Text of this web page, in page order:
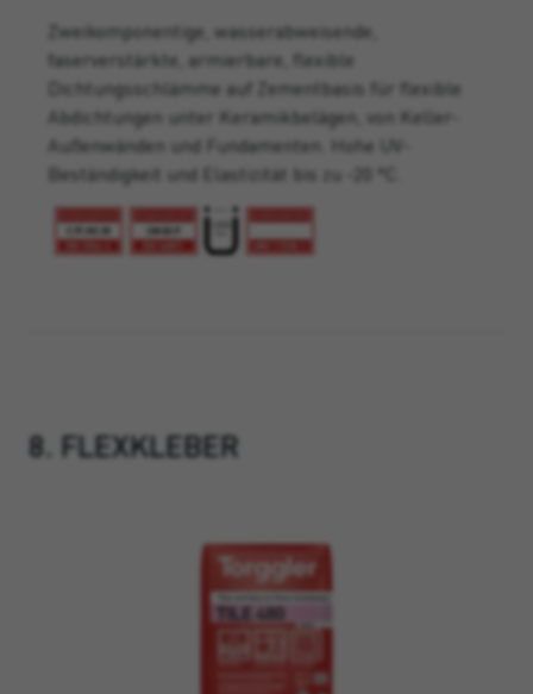
Zweikomponentige, wasserabweisende,
faserverstärkte, armierbare, flexible
Dichtungsschlämme auf Zementbasis für flexible
Abdichtungen unter Keramikbelägen, von Keller-
Außenwänden und Fundamenten. Hohe UV-
Beständigkeit und Elastizität bis zu -20 °C.
8. FLEXKLEBER